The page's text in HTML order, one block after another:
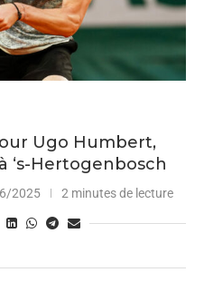
Ugo Humbert,
‘s-Hertogenbosch
2025 2 minutes de lecture